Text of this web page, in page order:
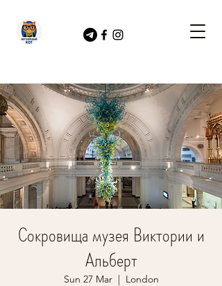
Сокровища музея Виктории и
Альберт
Sun 27 Mar
  |
London